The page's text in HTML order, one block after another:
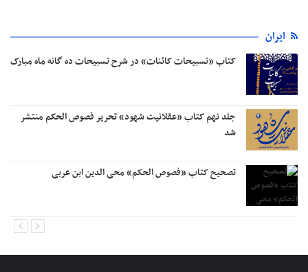
ایران
شرح تسبیحات ده‌ گانه ماه مبارک
تحریر فصوص الحکم منتشر
محی الدین ابن عربی
«عرفان در آثار علامه حسن‌زاده
علم حقیقی به انسان طهارت
مجاهد بزرگ و مخلص سید حسن
 